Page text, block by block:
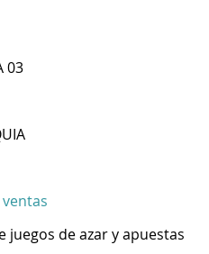
03
juegos de azar y apuestas